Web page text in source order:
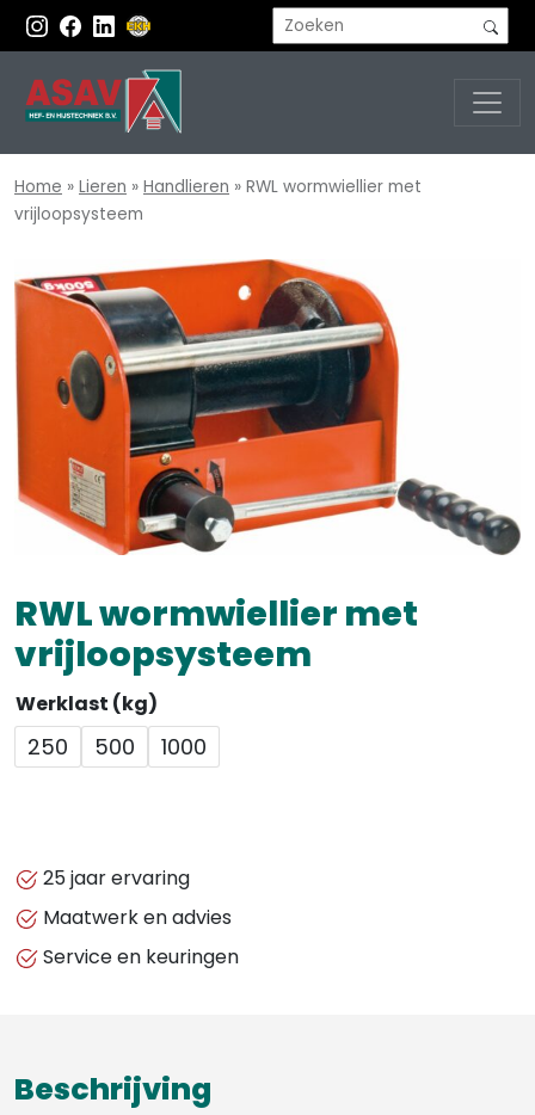
Home » Lieren » Handlieren » RWL wormwiellier met
vrijloopsysteem
RWL wormwiellier met
vrijloopsysteem
Werklast (kg)
250 500 1000
25 jaar ervaring
Maatwerk en advies
Service en keuringen
Beschrijving